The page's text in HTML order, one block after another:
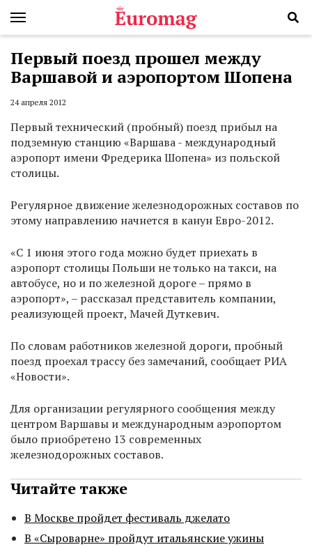
Первый поезд прошел между
Варшавой и аэропортом Шопена
24 апреля 2012
Первый технический (пробный) поезд прибыл на
подземную станцию «Варшава - международный
аэропорт имени Фредерика Шопена» из польской
столицы.
Регулярное движение железнодорожных составов по
этому направлению начнется в канун Евро-2012.
«С 1 июня этого года можно будет приехать в
аэропорт столицы Польши не только на такси, на
автобусе, но и по железной дороге – прямо в
аэропорт», – рассказал представитель компании,
реализующей проект, Мачей Дуткевич.
По словам работников железной дороги, пробный
поезд проехал трассу без замечаний, сообщает РИА
«Новости».
Для организации регулярного сообщения между
центром Варшавы и международным аэропортом
было приобретено 13 современных
железнодорожных составов.
Читайте также
В Москве пройдет фестиваль джелато
В «Сыроварне» пройдут итальянские ужины